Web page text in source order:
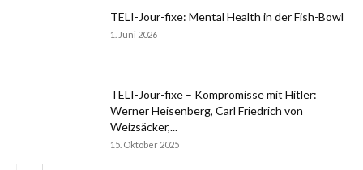
TELI-Jour-fixe: Mental Health in der Fish-Bowl
1. Juni 2026
TELI-Jour-fixe – Kompromisse mit Hitler:
Werner Heisenberg, Carl Friedrich von
Weizsäcker,...
15. Oktober 2025